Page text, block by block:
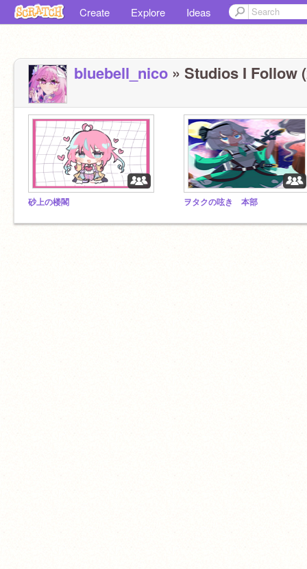
Create Explore Ideas
bluebell_nico » Studios I Follow
砂上の楼閣 ヲタクの呟き 本部